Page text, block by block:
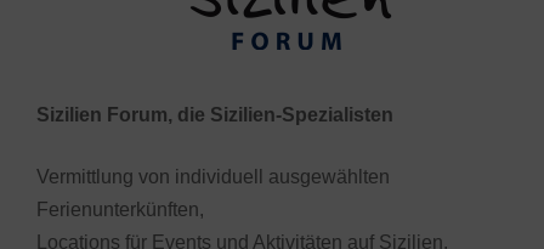
Sizilien Forum, die Sizilien-Spezialisten
Vermittlung von individuell ausgewählten
Ferienunterkünften,
Locations für Events und Aktivitäten auf Sizilien.